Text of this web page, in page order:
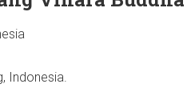
Indonesia.